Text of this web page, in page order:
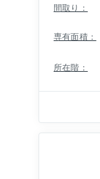
間取り：
専有面積：
所在階：